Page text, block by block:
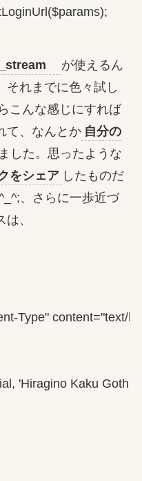
が使えるん
それまでに色々試し
こんな感じにすれば
て、なんとか 自分の
した。思ったような
をシェア したものだ
、さらに一歩近づ
、
Type" content="text/
'Hiragino Kaku